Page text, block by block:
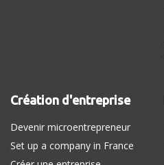
Création d'entreprise
Devenir microentrepreneur
Set up a company in France